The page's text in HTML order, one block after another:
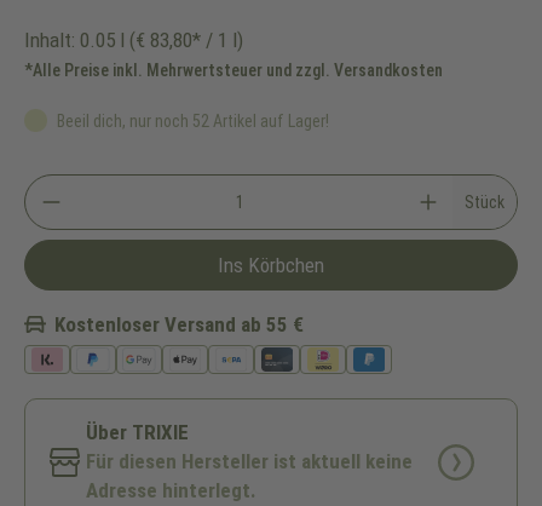
Inhalt: 0.05 l (€ 83,80* / 1 l)
*Alle Preise inkl. Mehrwertsteuer und zzgl. Versandkosten
Beeil dich, nur noch 52 Artikel auf Lager!
Stück
Ins Körbchen
Kostenloser Versand ab 55 €
Über TRIXIE
Für diesen Hersteller ist aktuell keine
Adresse hinterlegt.